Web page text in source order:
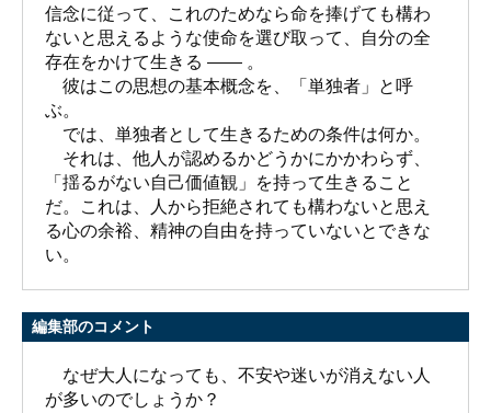
信念に従って、これのためなら命を捧げても構わ
ないと思えるような使命を選び取って、自分の全
存在をかけて生きる ―― 。
彼はこの思想の基本概念を、「単独者」と呼
ぶ。
では、単独者として生きるための条件は何か。
それは、他人が認めるかどうかにかかわらず、
「揺るがない自己価値観」を持って生きること
だ。これは、人から拒絶されても構わないと思え
る心の余裕、精神の自由を持っていないとできな
い。
編集部のコメント
なぜ大人になっても、不安や迷いが消えない人
が多いのでしょうか？